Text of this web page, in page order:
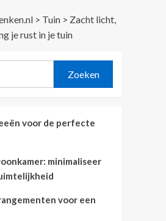
> Tuin> Zacht licht,
je rust in je tuin
voor de perfecte
minimaliseer
voor een